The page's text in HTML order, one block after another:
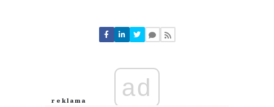
Nie znaleziono komentarzy
Zostaw swoje komentarze
Anuluj
ad